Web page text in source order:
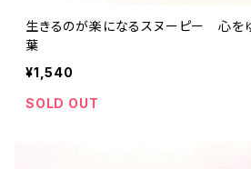
生きるのが楽になるスヌーピー 心を
葉
¥1,540
SOLD OUT